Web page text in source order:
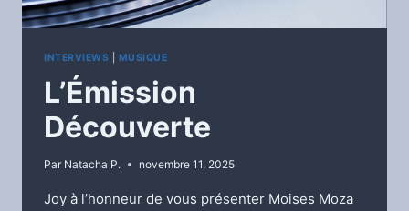
INTERVIEWS MUSIQUE
L’Émission
Découverte
Par Natacha P. novembre 11, 2025
Joy à l’honneur de vous présenter Moises Moza